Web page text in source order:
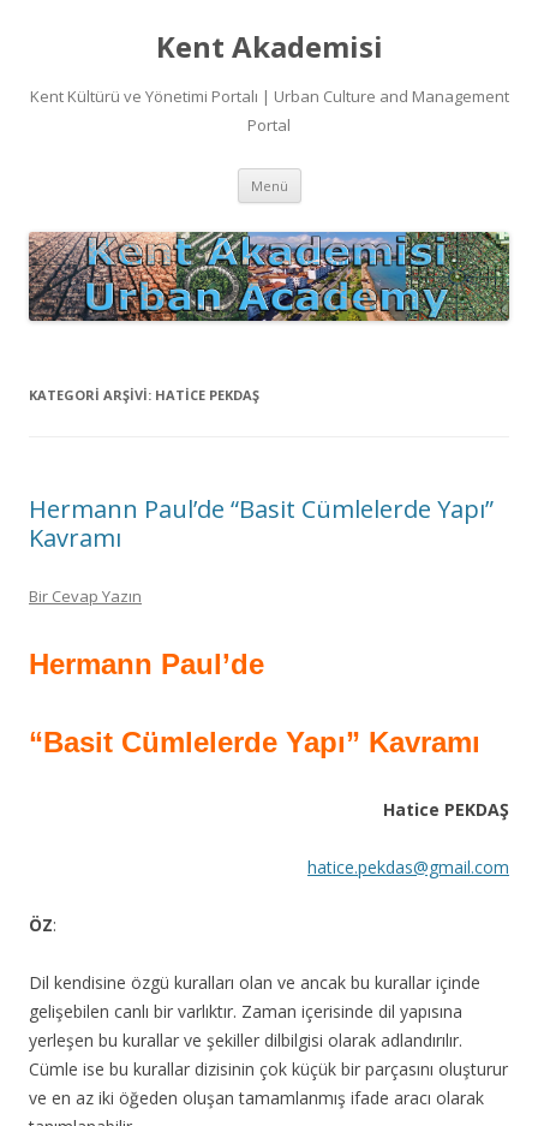
Kent Akademisi
Kent Kültürü ve Yönetimi Portalı | Urban Culture and Management
Portal
Menü İçeriğe
KATEGORI ARŞIVI: HATICE PEKDAŞ
Hermann Paul’de “Basit Cümlelerde Yapı”
Kavramı
Bir Cevap Yazın
Hermann Paul’de
“Basit Cümlelerde Yapı” Kavramı
Hatice PEKDAŞ
hatice.pekdas@gmail.com
ÖZ:
Dil kendisine özgü kuralları olan ve ancak bu kurallar içinde
gelişebilen canlı bir varlıktır. Zaman içerisinde dil yapısına
yerleşen bu kurallar ve şekiller dilbilgisi olarak adlandırılır.
Cümle ise bu kurallar dizisinin çok küçük bir parçasını oluşturur
ve en az iki öğeden oluşan tamamlanmış ifade aracı olarak